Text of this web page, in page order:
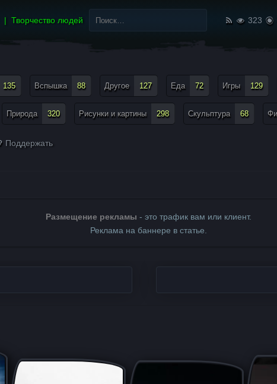
Творчество людей
Найти:
323
135 Вспышка 88 Другое 127 Еда 72 Игры 129
Природа 320 Рисунки и картины 298 Скульптура 68
Поддержать
Размещение рекламы - это трафик вам или клиент.
Реклама на баннере в статье.